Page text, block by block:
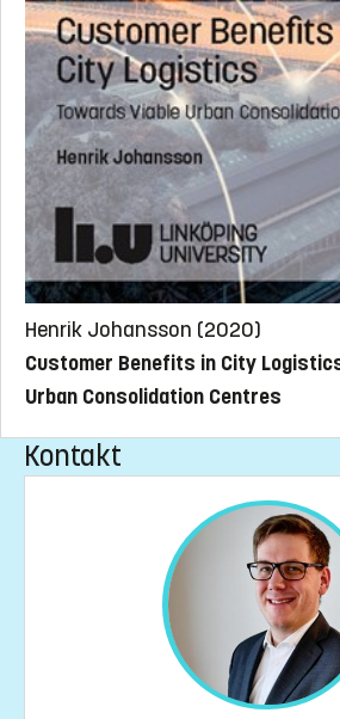
Henrik Johansson (2020)
Customer Benefits in City
Urban Consolidation Centres
Kontakt